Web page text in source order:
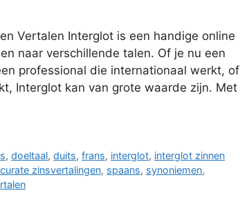
Vertalen Interglot is een handige online
naar verschillende talen. Of je nu een
professional die internationaal werkt, of
Interglot kan van grote waarde zijn. Met
,doeltaal,duits,frans, interglot, interglot zinnen
zinsvertalingen, spaans, synoniemen,